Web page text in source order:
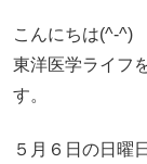
こんにちは(^-^)
東洋医学ライフ
す。
５月６日の日曜